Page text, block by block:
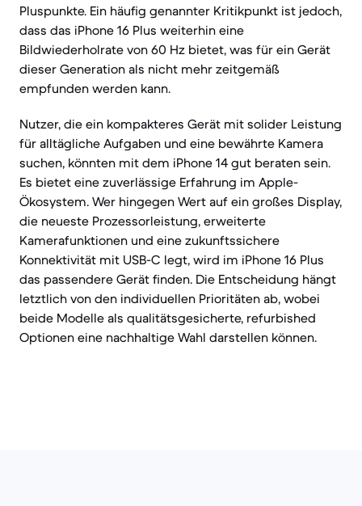
Pluspunkte. Ein häufig genannter Kritikpunkt ist jedoch,
dass das iPhone 16 Plus weiterhin eine
Bildwiederholrate von 60 Hz bietet, was für ein Gerät
dieser Generation als nicht mehr zeitgemäß
empfunden werden kann.
Nutzer, die ein kompakteres Gerät mit solider Leistung
für alltägliche Aufgaben und eine bewährte Kamera
suchen, könnten mit dem iPhone 14 gut beraten sein.
Es bietet eine zuverlässige Erfahrung im Apple-
Ökosystem. Wer hingegen Wert auf ein großes Display,
die neueste Prozessorleistung, erweiterte
Kamerafunktionen und eine zukunftssichere
Konnektivität mit USB-C legt, wird im iPhone 16 Plus
das passendere Gerät finden. Die Entscheidung hängt
letztlich von den individuellen Prioritäten ab, wobei
beide Modelle als qualitätsgesicherte, refurbished
Optionen eine nachhaltige Wahl darstellen können.